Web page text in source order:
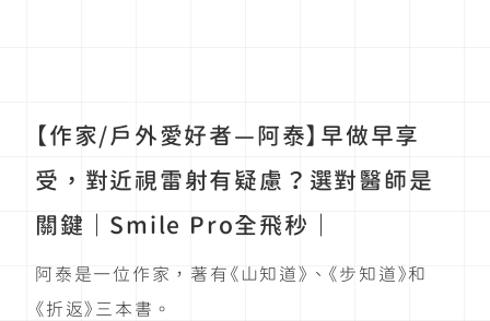
【作家/戶外愛好者—阿泰】早做早享
受，對近視雷射有疑慮？選對醫師是
關鍵｜Smile Pro全飛秒｜
阿泰是一位作家，著有《山知道》、《步知道》和
《折返》三本書。